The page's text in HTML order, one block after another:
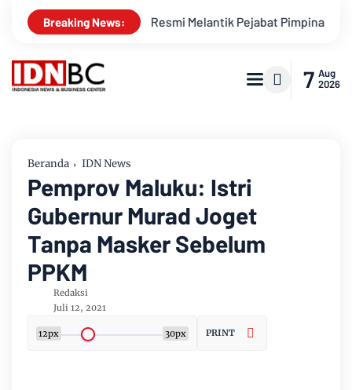
Breaking News:
Resmi Melantik Pejabat Pimpinan Tinggi Pratama
7 Aug
2026
Beranda IDN News
Pemprov Maluku: Istri
Gubernur Murad Joget
Tanpa Masker Sebelum
PPKM
Redaksi
Juli 12, 2021
12px 30px PRINT